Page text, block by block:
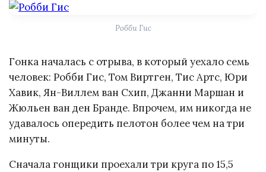
Робби Гис
Гонка началась с отрыва, в который уехало семь
человек: Робби Гис, Том Виртген, Тис Артс, Юри
Хавик, Ян-Виллем ван Схип, Джанни Маршан и
Жюльен ван ден Бранде. Впрочем, им никогда не
удавалось опередить пелотон более чем на три
минуты.
Сначала гонщики проехали три круга по 15,5